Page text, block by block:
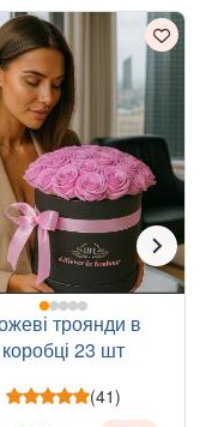
троянди в
коробці 23 шт
(41)